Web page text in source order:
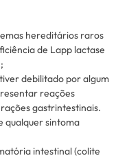
hereditários raros
de Lapp lactase
debilitado por algum
reações
gastrintestinais.
qualquer sintoma
intestinal (colite